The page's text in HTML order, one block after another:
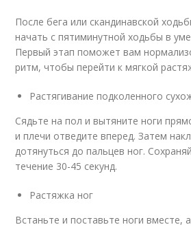
После бега или скандинавской
начать с пятиминутной ходьбы в
Первый этап поможет вам
ритм, чтобы перейти к мягкой
Растягивание подколенного
Сядьте на пол и вытяните ноги
и плечи отведите вперед. Затем
дотянуться до пальцев ног.
течение 30-45 секунд.
Растяжка ног
Встаньте и поставьте ноги вместе,